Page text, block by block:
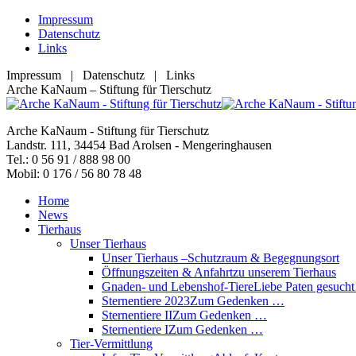
Zum
Inhalt
springen
Impressum
Datenschutz
Links
Impressum | Datenschutz | Links
Facebook
page
in
new
window
YouTube
page
in
new
window
RSS
page
in
new
window
E-
Mail
opens
in
new
window
Arche KaNaum – Stiftung für Tierschutz
Arche KaNaum - Stiftung für Tierschutz
Landstr. 111, 34454 Bad Arolsen - Mengeringhausen
Tel.: 0 56 91 / 888 98 00
Mobil: 0 176 / 56 80 78 48
Home
News
Tierhaus
Unser Tierhaus
Unser Tierhaus –Schutzraum & Begegnungsort
Öffnungszeiten & Anfahrtzu unserem Tierhaus
Gnaden- und Lebenshof-TiereLiebe Paten
Sternentiere 2023Zum Gedenken …
Sternentiere IIZum Gedenken …
Sternentiere IZum Gedenken …
Tier-Vermittlung